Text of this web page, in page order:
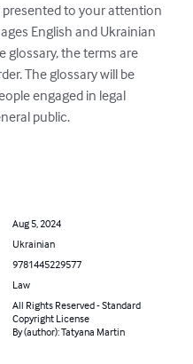
to your attention
English and Ukrainian
glossary, the terms are
The glossary will be
engaged in legal
public.
Aug 5, 2024
Ukrainian
9781445229577
Law
All Rights Reserved - Standard
Copyright License
By (author): Tatyana Martin